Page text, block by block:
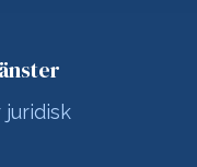
juridisk